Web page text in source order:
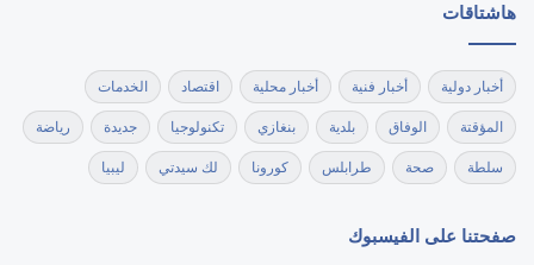
هاشتاقات
أخبار دولية أخبار فنية أخبار محلية اقتصاد الخدمات
المؤقتة الوفاق بلدية بنغازي تكنولوجيا جديدة رياضة
سلطة صحة طرابلس كورونا لك سيدتي ليبيا
صفحتنا على الفيسبوك